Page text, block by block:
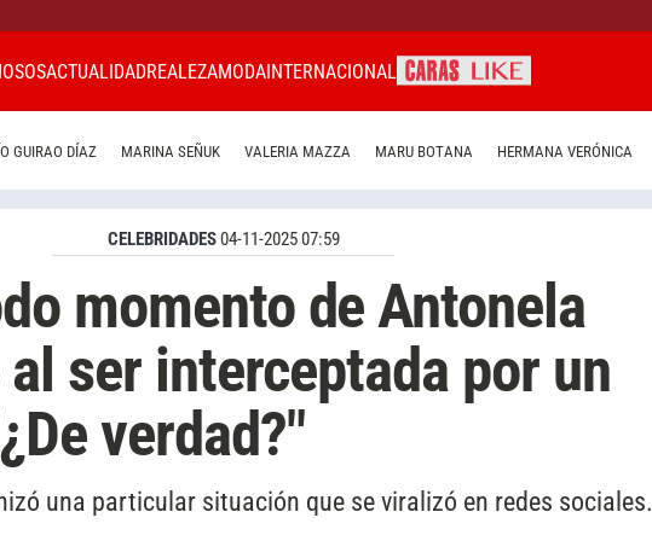
ACTUALIDADREALEZAMODAINTERNACIONAL
GUIRAO DÍAZ MARINA SEÑUK VALERIA MAZZA MARU BOTANA HERMANA VERÓNICA
CELEBRIDADES04-11-2025 07:59
momento de Antonela
ser interceptada por un
verdad?"
una particular situación que se viralizó en redes sociales.